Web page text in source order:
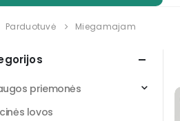
Parduotuvė Miegamajam
priemonės
lovos